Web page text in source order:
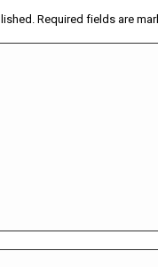
Required fields are